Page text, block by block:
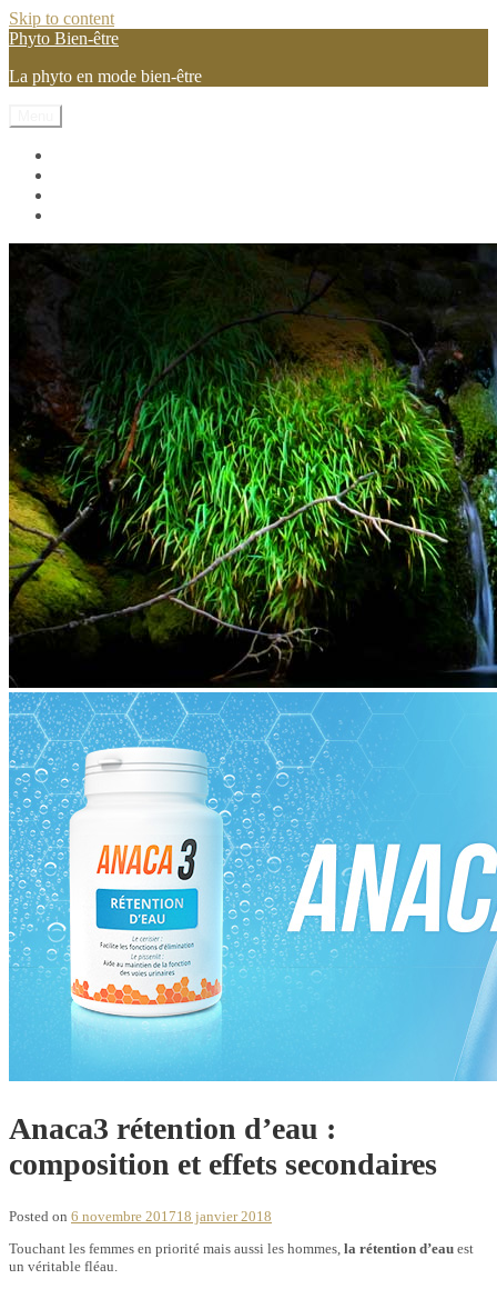
Skip to content
Phyto Bien-être
La phyto en mode bien-être
Anaca3 rétention d’eau :
composition et effets secondaires
Posted on 6 novembre 201718 janvier 2018
Touchant les femmes en priorité mais aussi les hommes, la rétention d’eau est
un véritable fléau.